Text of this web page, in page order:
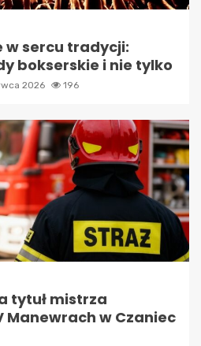
w sercu tradycji:
bokserskie i nie tylko
2026 196
tytuł mistrza
w Czaniec